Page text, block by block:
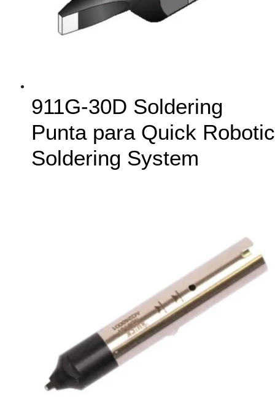
911G-30D Soldering
Punta para Quick Robotic
Soldering System